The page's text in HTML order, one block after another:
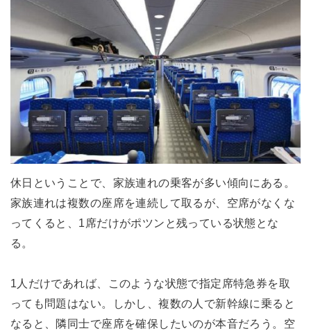
休日ということで、家族連れの乗客が多い傾向にある。
家族連れは複数の座席を連続して取るが、空席がなくな
ってくると、1席だけがポツンと残っている状態とな
る。
1人だけであれば、このような状態で指定席特急券を取
っても問題はない。しかし、複数の人で新幹線に乗ると
なると、隣同士で座席を確保したいのが本音だろう。空